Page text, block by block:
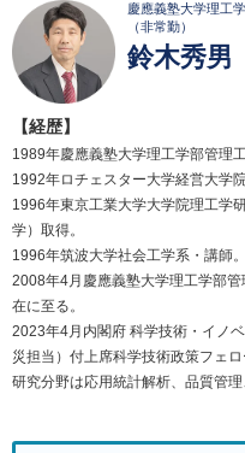
慶應義塾大学理工
（非常勤）
鈴木秀男
【経歴】
1989年慶應義塾大学理工学部管理工
1992年ロチェスター大学経営大学
1996年東京工業大学大学院理工学
学）取得。
1996年筑波大学社会工学系・講師
2008年4月慶應義塾大学理工学部
在に至る。
2023年4月内閣府 科学技術・イノ
災担当）付上席科学技術政策フェロ
研究分野は応用統計解析、品質管理